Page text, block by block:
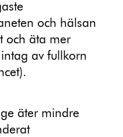
och hälsan
och äta mer
av fullkorn
äter mindre